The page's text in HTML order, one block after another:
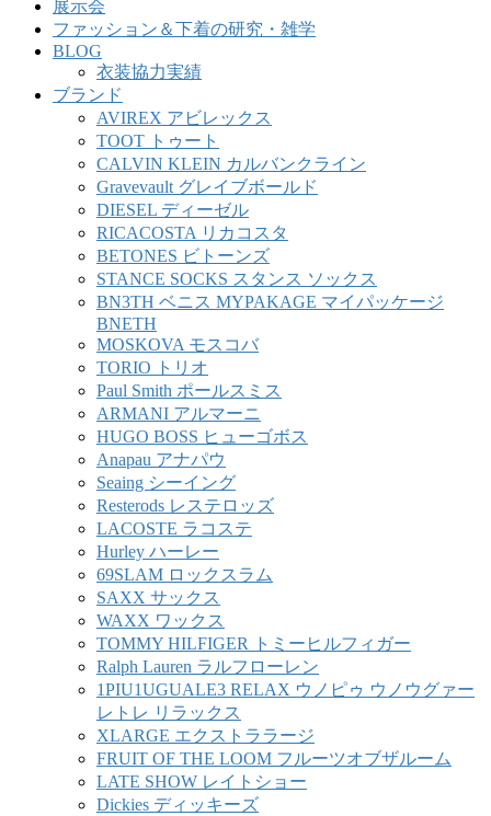
展示会
ファッション＆下着の研究・雑学
BLOG
衣装協力実績
ブランド
AVIREX アビレックス
TOOT トゥート
CALVIN KLEIN カルバンクライン
Gravevault グレイブボールド
DIESEL ディーゼル
RICACOSTA リカコスタ
BETONES ビトーンズ
STANCE SOCKS スタンス ソックス
BN3TH ベニス MYPAKAGE マイパッケージ
BNETH
MOSKOVA モスコバ
TORIO トリオ
Paul Smith ポールスミス
ARMANI アルマーニ
HUGO BOSS ヒューゴボス
Anapau アナパウ
Seaing シーイング
Resterods レステロッズ
LACOSTE ラコステ
Hurley ハーレー
69SLAM ロックスラム
SAXX サックス
WAXX ワックス
TOMMY HILFIGER トミーヒルフィガー
Ralph Lauren ラルフローレン
1PIU1UGUALE3 RELAX ウノピゥ ウノウグァー
レトレ リラックス
XLARGE エクストララージ
FRUIT OF THE LOOM フルーツオブザルーム
LATE SHOW レイトショー
Dickies ディッキーズ